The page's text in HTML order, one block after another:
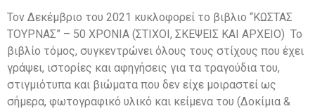
Τον Δεκέμβριο του 2021 κυκλοφορεί το βιβλιο “ΚΩΣΤΑΣ
ΤΟΥΡΝΑΣ” – 50 ΧΡΟΝΙΑ (ΣΤΙΧΟΙ, ΣΚΕΨΕΙΣ ΚΑΙ ΑΡΧΕΙΟ) Το
βιβλίο τόμος, συγκεντρώνει όλους τους στίχους που έχει
γράψει, ιστορίες και αφηγήσεις για τα τραγούδια του,
στιγμιότυπα και βιώματα που δεν είχε μοιραστεί ως
σήμερα, φωτογραφικό υλικό και κείμενα του (Δοκίμια &